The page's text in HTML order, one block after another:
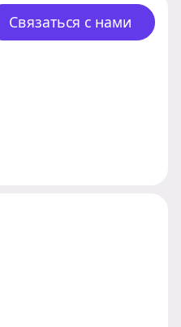
Связаться с нами